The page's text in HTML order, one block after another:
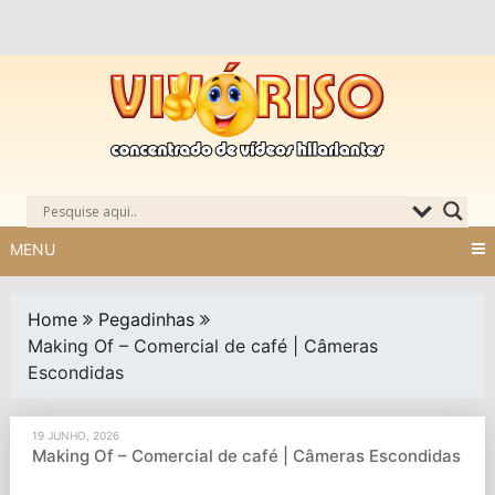
MENU
Home
Pegadinhas
Making Of – Comercial de café | Câmeras
Escondidas
19 JUNHO, 2026
Making Of – Comercial de café | Câmeras Escondidas